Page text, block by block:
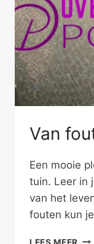
Van
Een mooie
tuin. Leer in
van het
fouten kun
LEES MEER VAN